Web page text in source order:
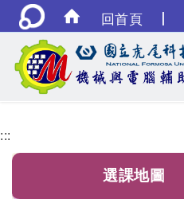
回首頁 |
:::
選課地圖